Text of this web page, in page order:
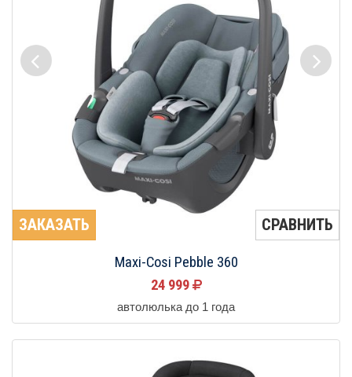
ЗАКАЗАТЬ СРАВНИТЬ
Maxi-Cosi Pebble 360
24 999
автолюлька до 1 года